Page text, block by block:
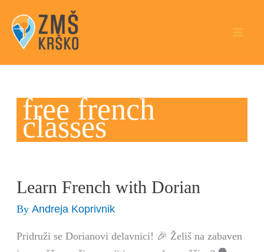
content
free french
classes
Learn French with Dorian
ByAndreja Koprivnik
Pridruži se Dorianovi delavnici! 🎉 Želiš na zabaven
Learn
French
Dorian